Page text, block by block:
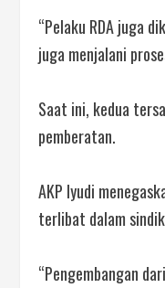
“Pelaku RDA juga
juga menjalani
Saat ini, kedua
pemberatan.
AKP Iyudi
terlibat dalam
“Pengembangan